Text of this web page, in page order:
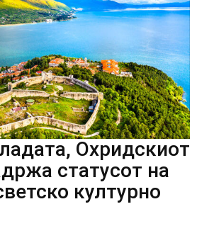
Охридскиот
статусот на
културно